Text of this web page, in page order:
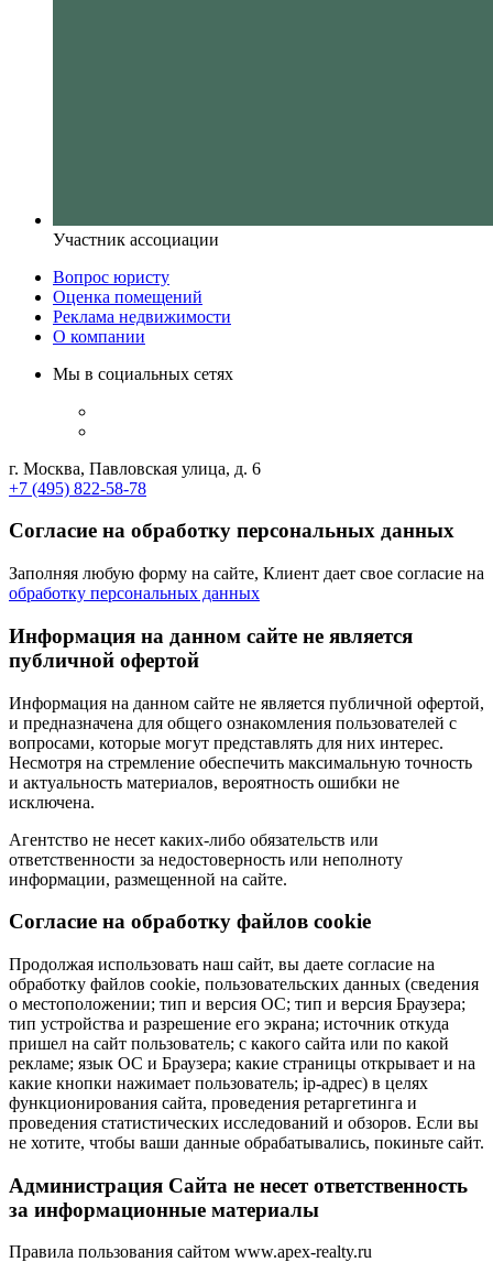
Участник ассоциации
Вопрос юристу
Оценка помещений
Реклама недвижимости
О компании
Мы в социальных сетях
г. Москва, Павловская улица, д. 6
+7 (495) 822-58-78
Согласие на обработку персональных данных
Заполняя любую форму на сайте, Клиент дает свое согласие на
обработку персональных данных
Информация на данном сайте не является
публичной офертой
Информация на данном сайте не является публичной офертой,
и предназначена для общего ознакомления пользователей с
вопросами, которые могут представлять для них интерес.
Несмотря на стремление обеспечить максимальную точность
и актуальность материалов, вероятность ошибки не
исключена.
Агентство не несет каких-либо обязательств или
ответственности за недостоверность или неполноту
информации, размещенной на сайте.
Cогласие на обработку файлов cookie
Продолжая использовать наш сайт, вы даете согласие на
обработку файлов cookie, пользовательских данных (сведения
о местоположении; тип и версия ОС; тип и версия Браузера;
тип устройства и разрешение его экрана; источник откуда
пришел на сайт пользователь; с какого сайта или по какой
рекламе; язык ОС и Браузера; какие страницы открывает и на
какие кнопки нажимает пользователь; ip-адрес) в целях
функционирования сайта, проведения ретаргетинга и
проведения статистических исследований и обзоров. Если вы
не хотите, чтобы ваши данные обрабатывались, покиньте сайт.
Администрация Сайта не несет ответственность
за информационные материалы
Правила пользования сайтом www.apex-realty.ru